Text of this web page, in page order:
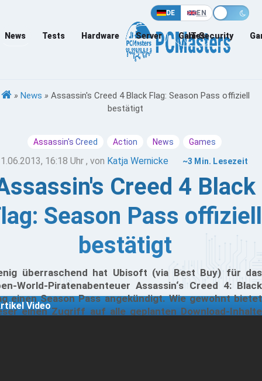
DE EN
News Tests Hardware Server Games
IT-Security
» News » Assassin's Creed 4 Black Flag: Season Pass offiziell
bestätigt
Assassin's Creed Action News Games
16:18 Uhr , von Katja Wernicke ~3 Min. Lesezeit
Creed 4 Black
Season Pass offiziell
bestätigt
überraschend hat Ubisoft (via Best Buy) für das
World-Piratenabenteuer Assassin‘s Creed 4: Black
einen Season Pass angekündigt. Wie gewohnt bietet
einen Zugriff auf alle geplanten Download-Inhalte
Video